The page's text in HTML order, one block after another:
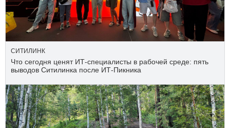
СИТИЛИНК
Что сегодня ценят ИТ-специалисты в рабочей среде: пять
выводов Ситилинка после ИТ-Пикника